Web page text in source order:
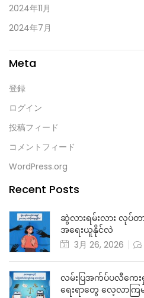
2024年11月
2024年7月
Meta
登録
ログイン
投稿フィード
コメントフィード
WordPress.org
Recent Posts
ဆွဲလားရမ်းလား လုပ်
အရေးယူနိုင်လဲ
3月 26, 2026
လမ်းပြအက်ပ်ပလီကေးရှ
ရေးရာတွေ လေ့လာက